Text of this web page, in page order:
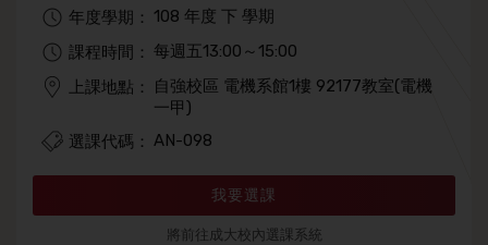
年度學期：
108 年度 下 學期
課程時間： 每週五13:00～15:00
上課地點：
自強校區 電機系館1樓 92177教室(電機
一甲)
選課代碼： AN-098
我要選課
將前往成大校內選課系統